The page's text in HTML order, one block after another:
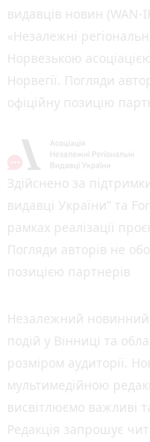
видавців новин (WAN-
«Незалежні
Норвезькою
Норвегії. Погляди
офіційну позицію
Здійснено за
видавці України” та
рамках реалізації
Погляди авторів не
позицією партнерів
Незалежний
подій у Вінниці та
розміром аудиторії.
мультимедійною
висвітлюємо важливі
Редакція запрошує